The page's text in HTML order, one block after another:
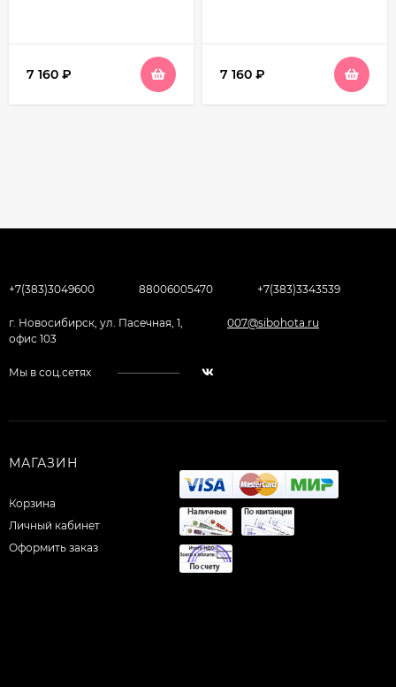
7 160 ₽ 7 160 ₽
+7(383)3049600 88006005470 +7(383)3343539
г. Новосибирск, ул. Пасечная, 1,
офис 103
007@sibohota.ru
Мы в соц.сетях
МАГАЗИН
Корзина
Личный кабинет
Оформить заказ